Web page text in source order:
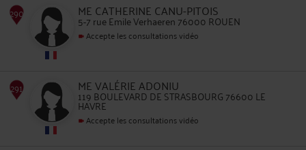
ME CATHERINE CANU-PITOIS
5-7 rue Emile Verhaeren 76000 ROUEN
Accepte les consultations vidéo
ME VALÉRIE ADONIU
119 BOULEVARD DE STRASBOURG 76600 LE
HAVRE
Accepte les consultations vidéo